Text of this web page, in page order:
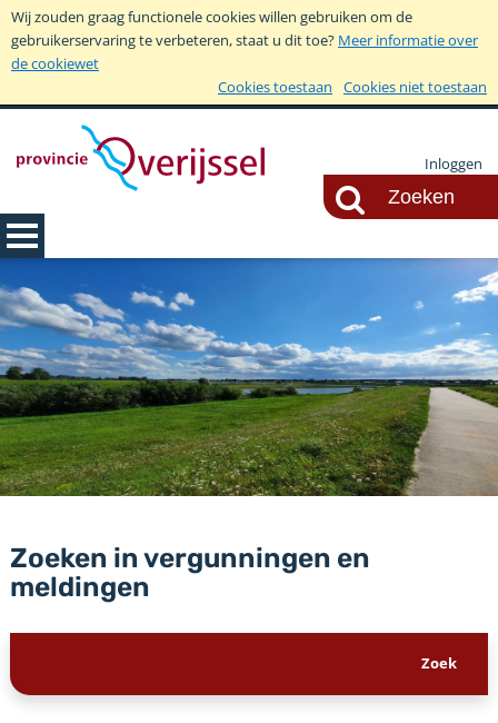
Wij zouden graag functionele cookies willen gebruiken om de
gebruikerservaring te verbeteren, staat u dit toe? Meer informatie over
de cookiewet
Cookies toestaan
Cookies niet toestaan
Inloggen
Zoeken in vergunningen en
meldingen